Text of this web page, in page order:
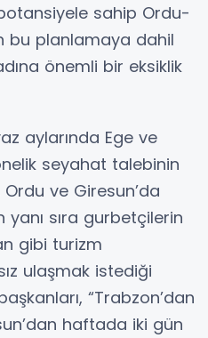
sahip Ordu-
bu planlamaya dahil
önemli bir eksiklik
aylarında Ege ve
seyahat talebinin
ve Giresun’da
sıra gurbetçilerin
gibi turizm
ulaşmak istediği
“Trabzon’dan
haftada iki gün